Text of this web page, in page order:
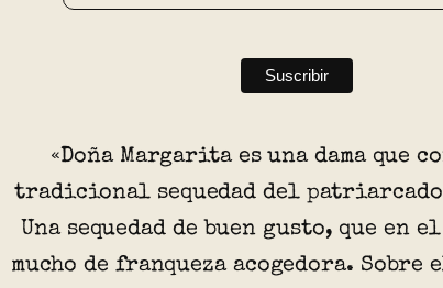
«Doña Margarita es una dama que
tradicional sequedad del
Una sequedad de buen gusto, que en
mucho de franqueza acogedora. Sobre